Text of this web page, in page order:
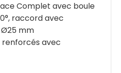
Complet avec boule
raccord avec
mm
avec